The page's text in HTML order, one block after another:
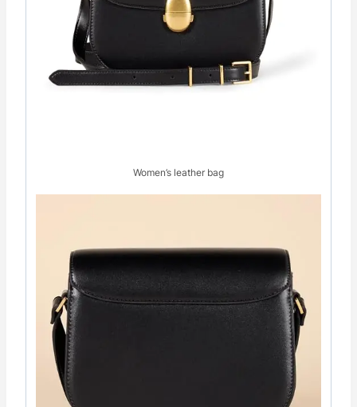
Women’s leather bag